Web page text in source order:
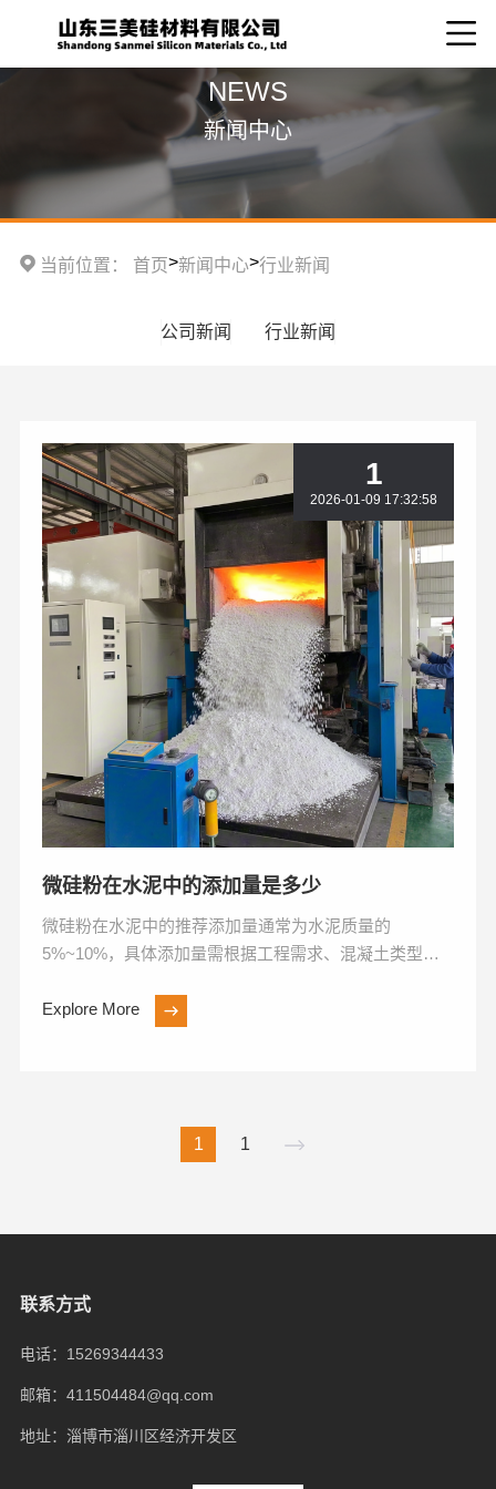
NEWS
新闻中心
当前位置： 首页>新闻中心>行业新闻
公司新闻 行业新闻
1
2026-01-09 17:32:58
微硅粉在水泥中的添加量是多少
微硅粉在水泥中的推荐添加量通常为水泥质量的
5%~10%，具体添加量需根据工程需求、混凝土类型及
量的详细说明：一、推荐添加量范围一般工程场景：在
Explore More
1 1
联系方式
电话：15269344433
邮箱：411504484@qq.com
地址：淄博市淄川区经济开发区